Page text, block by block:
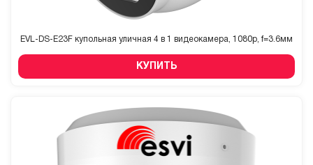
EVL-DS-E23F купольная уличная 4 в 1 видеокамера, 1080p, f=3.6мм
КУПИТЬ